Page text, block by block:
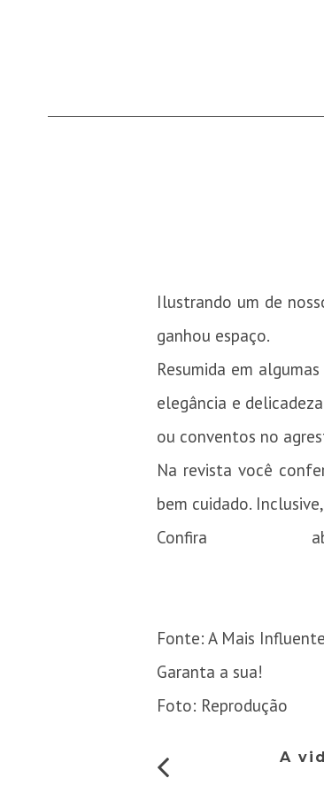
Ilustrando um de
ganhou espaço.
Resumida em
elegância e
ou conventos no
Na revista você
bem cuidado.
Confira
Fonte: A Mais
Garanta a sua!
Foto: Reprodução
A